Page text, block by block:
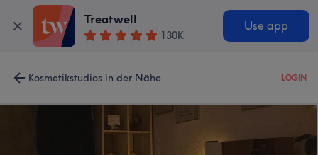
Treatwell
130K
Use app
Kosmetikstudios in der Nähe LOGIN